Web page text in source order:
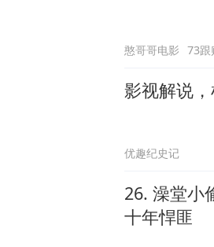
憨哥哥电影 73跟
影视解说
优趣纪史记
26. 澡堂小
十年悍匪